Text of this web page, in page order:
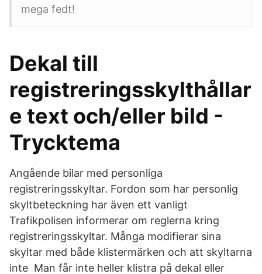
mega fedt!
Dekal till
registreringsskylthållar
e text och/eller bild -
Trycktema
Angående bilar med personliga
registreringsskyltar. Fordon som har personlig
skyltbeteckning har även ett vanligt
Trafikpolisen informerar om reglerna kring
registreringsskyltar. Många modifierar sina
skyltar med både klistermärken och att skyltarna
inte Man får inte heller klistra på dekal eller